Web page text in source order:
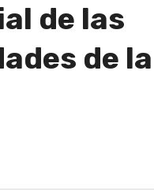
de las
de